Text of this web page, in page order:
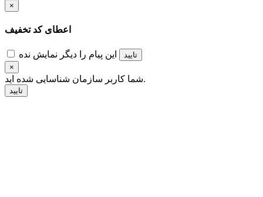
×
اعطای کد تخفیف
این پیام را دیگر نمایش نده
تایید
×
شما کاربر سازمانشناسایی شده اید.
تایید